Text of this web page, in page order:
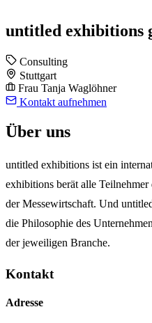
untitled exhibitions
Consulting
Stuttgart
Frau Tanja Waglöhner
Kontakt aufnehmen
Über uns
untitled exhibitions ist ein
exhibitions berät alle
der Messewirtschaft. Und
die Philosophie des
der jeweiligen Branche.
Kontakt
Adresse